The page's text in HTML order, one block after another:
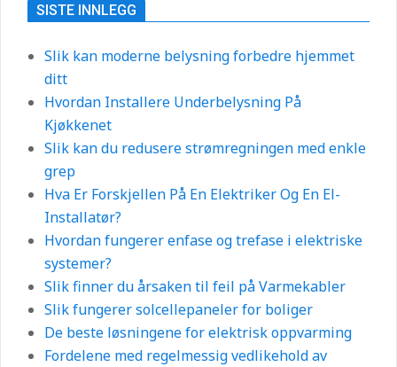
SISTE INNLEGG
Slik kan moderne belysning forbedre hjemmet
ditt
Hvordan Installere Underbelysning På
Kjøkkenet
Slik kan du redusere strømregningen med enkle
grep
Hva Er Forskjellen På En Elektriker Og En El-
Installatør?
Hvordan fungerer enfase og trefase i elektriske
systemer?
Slik finner du årsaken til feil på Varmekabler
Slik fungerer solcellepaneler for boliger
De beste løsningene for elektrisk oppvarming
Fordelene med regelmessig vedlikehold av